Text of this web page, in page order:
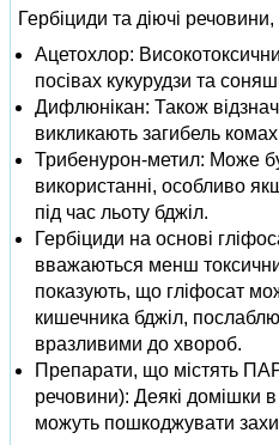
Гербіциди та діючі
Ацетохлор:
посівах кукурудзи та
Дифлюнікан: Також
викликають загибель
Трибенурон-метил: Може
використанні, особливо
під час льоту бджіл.
Гербіциди на основі
вважаються менш
показують, що гліфосат
кишечника бджіл,
вразливими до хвороб.
Препарати, що містять
речовини): Деякі домішки
можуть пошкоджувати